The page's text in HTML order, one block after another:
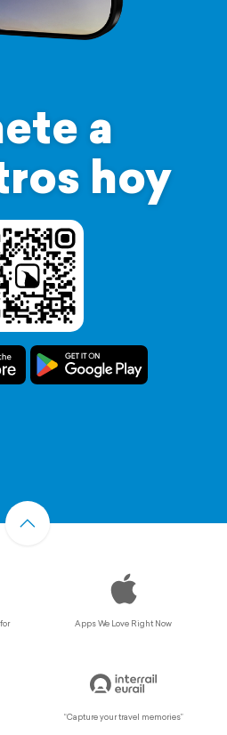
a
hoy
Apps We Love Right Now
“Capture your travel memories”